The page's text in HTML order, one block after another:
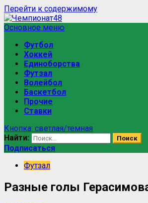
Перейти к содержимому
Основное меню
Футбол
Хоккей
Единоборства
Футзал
Волейбол
Баскетбол
Прочие
Ставки
Кнопка: светлая/темная
Найти:
Подписаться
Футзал
Разные голы